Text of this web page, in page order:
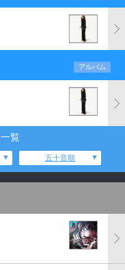
アルバム
覧
五十音順